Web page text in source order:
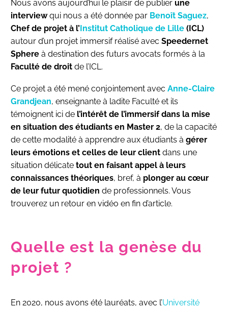
Nous avons aujourd’hui le plaisir de publier une
interviewqui nous a été donnée par Benoît Saguez,
Chef de projet à l’ Institut Catholique de Lille (ICL)
autour d’un projet immersif réalisé avec Speedernet
Sphere à destination des futurs avocats formés à la
Faculté de droit de l’ICL.
Ce projet a été mené conjointement avec Anne-Claire
Grandjean, enseignante à ladite Faculté et ils
témoignent ici de l’intérêt de l’immersif dans la mise
en situation des étudiants en Master 2, de la capacité
de cette modalité à apprendre aux étudiants à gérer
leurs émotions et celles de leur client dans une
situation délicate tout en faisant appel à leurs
connaissances théoriques, bref, à plonger au cœur
de leur futur quotidien de professionnels. Vous
trouverez un retour en vidéo en fin d’article.
Quelle est la genèse du
projet ?
En 2020, nous avons été lauréats, avec l’Université